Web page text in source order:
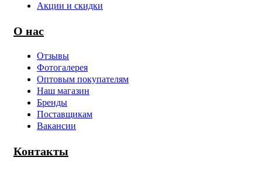
Акции и скидки
О нас
Отзывы
Фотогалерея
Оптовым покупателям
Наш магазин
Бренды
Поставщикам
Вакансии
Контакты